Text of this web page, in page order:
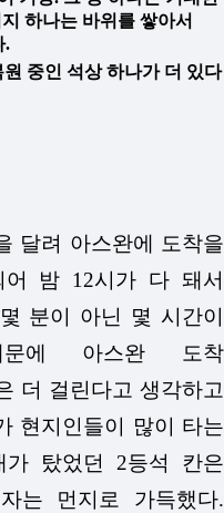
하나는 바위를 쌓아서
.
중인 석상 하나가 더 있다
달려 아스완에 도착을
어 밤 12시가 다 돼서
분이 아닌 몇 시간이
에 아스완 도착
더 걸린다고 생각하고
현지인들이 많이 타는
탔었던 2등석 칸은
는 먼지로 가득했다.